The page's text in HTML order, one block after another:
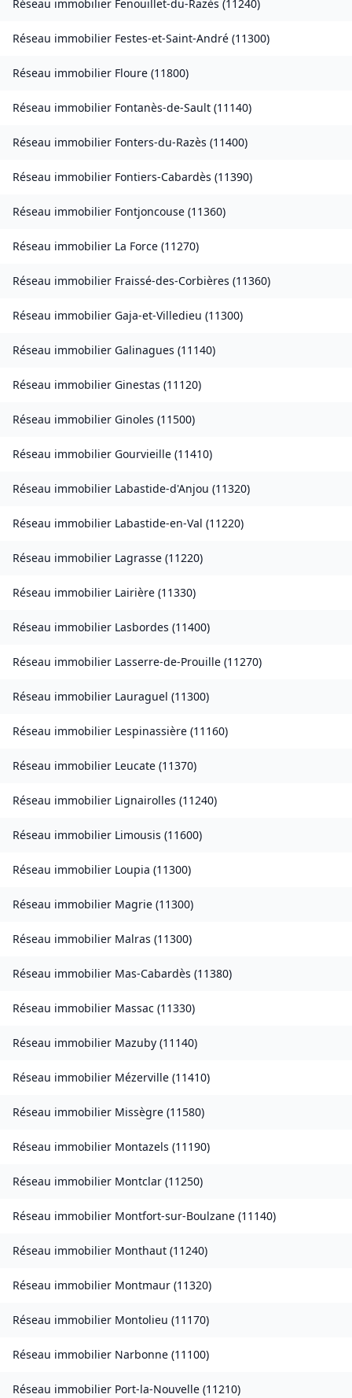
Réseau immobilier Fenouillet-du-Razès (11240)
Réseau immobilier Festes-et-Saint-André (11300)
Réseau immobilier Floure (11800)
Réseau immobilier Fontanès-de-Sault (11140)
Réseau immobilier Fonters-du-Razès (11400)
Réseau immobilier Fontiers-Cabardès (11390)
Réseau immobilier Fontjoncouse (11360)
Réseau immobilier La Force (11270)
Réseau immobilier Fraissé-des-Corbières (11360)
Réseau immobilier Gaja-et-Villedieu (11300)
Réseau immobilier Galinagues (11140)
Réseau immobilier Ginestas (11120)
Réseau immobilier Ginoles (11500)
Réseau immobilier Gourvieille (11410)
Réseau immobilier Labastide-d'Anjou (11320)
Réseau immobilier Labastide-en-Val (11220)
Réseau immobilier Lagrasse (11220)
Réseau immobilier Lairière (11330)
Réseau immobilier Lasbordes (11400)
Réseau immobilier Lasserre-de-Prouille (11270)
Réseau immobilier Lauraguel (11300)
Réseau immobilier Lespinassière (11160)
Réseau immobilier Leucate (11370)
Réseau immobilier Lignairolles (11240)
Réseau immobilier Limousis (11600)
Réseau immobilier Loupia (11300)
Réseau immobilier Magrie (11300)
Réseau immobilier Malras (11300)
Réseau immobilier Mas-Cabardès (11380)
Réseau immobilier Massac (11330)
Réseau immobilier Mazuby (11140)
Réseau immobilier Mézerville (11410)
Réseau immobilier Missègre (11580)
Réseau immobilier Montazels (11190)
Réseau immobilier Montclar (11250)
Réseau immobilier Montfort-sur-Boulzane (11140)
Réseau immobilier Monthaut (11240)
Réseau immobilier Montmaur (11320)
Réseau immobilier Montolieu (11170)
Réseau immobilier Narbonne (11100)
Réseau immobilier Port-la-Nouvelle (11210)